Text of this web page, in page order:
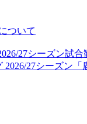
ついて
27シーズン試合
27シーズン「